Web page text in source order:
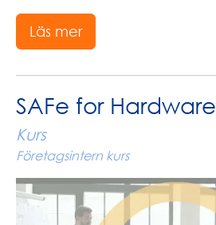
Läs mer
SAFe for Hardware
Kurs
Företagsintern kurs